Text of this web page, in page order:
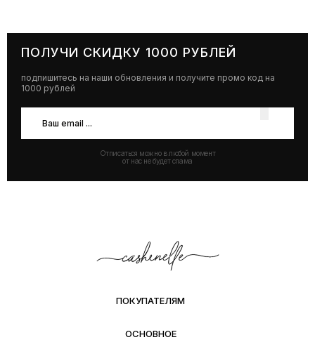
ПОЛУЧИ СКИДКУ 1000 РУБЛЕЙ
подпишитесь на наши обновления и получите промо код на
1000 рублей
Отписаться можно в любой момент
от нас не будет спама
ПОКУПАТЕЛЯМ
ОСНОВНОЕ